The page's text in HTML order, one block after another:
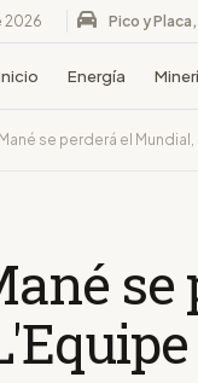
2026 Pico y
Energía
se perderá el Mundial,